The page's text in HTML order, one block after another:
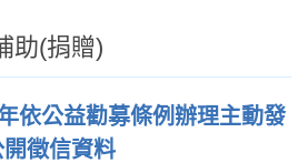
助(捐贈)
依公益勸募條例辦理主動發
徵信資料